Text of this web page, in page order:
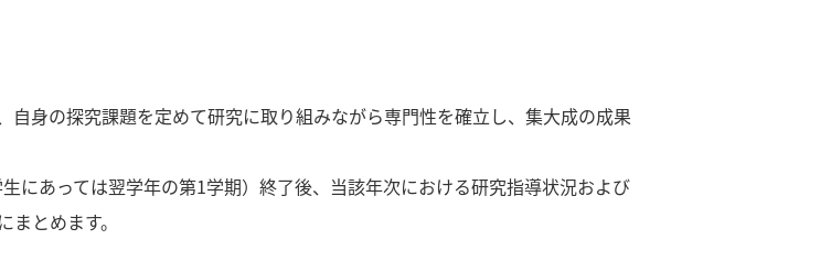
身の探究課題を定めて研究に取り組みながら専門性を確立し、集大成の成果
にあっては翌学年の第1学期）終了後、当該年次における研究指導状況および
とめます。